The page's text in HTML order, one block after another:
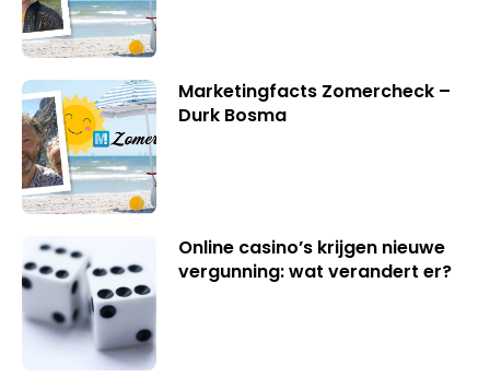
Marketingfacts Zomercheck –
Durk Bosma
Online casino’s krijgen nieuwe
vergunning: wat verandert er?